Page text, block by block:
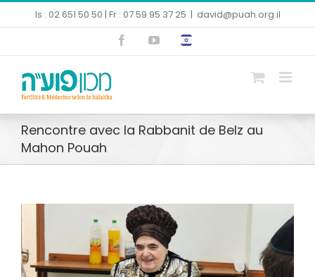
Ouvrir la barre d’outils
to
Is : 02 651 50 50 | Fr : 07 59 95 37 25 | david@puah.org.il
FacebookYouTube
Rencontre avec la Rabbanit de Belz au
Mahon Pouah
agrandie